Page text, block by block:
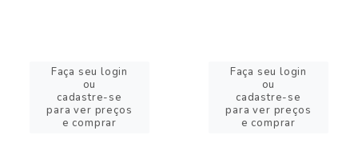
Faça seu login
ou
cadastre-se
para ver preços
e comprar
Faça seu login
ou
cadastre-se
para ver preços
e comprar